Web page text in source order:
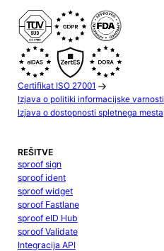
Certifikat ISO 27001
Izjava o politiki informacijske varnosti
Izjava o dostopnosti spletnega mesta
REŠITVE
sproof sign
sproof ident
sproof widget
sproof Fastlane
sproof eID Hub
sproof Validate
Integracija API